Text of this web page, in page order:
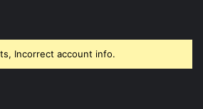
Incorrect account info.